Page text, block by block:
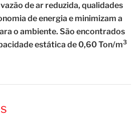
de ar reduzida, qualidades
de energia e minimizam a
o ambiente. São encontrados
estática de 0,60 Ton/m3